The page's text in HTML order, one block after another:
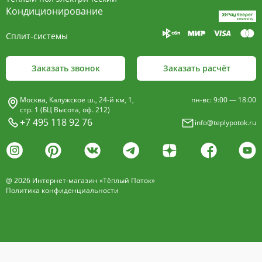
пластины, покрыт износостойким порошковым
покрытием чёрного цвета.
- изготавливается двух типов: рулонная и
анодированный алюминий четырёх цветов -
золото, бронза, чёрный, серебро (без доплат)
дерево – дуб натуральный
нержавеющая сталь
Кондиционирование
Сплит-системы
Заказать звонок Заказать расчёт
Москва, Калужское ш., 24-й км, 1,
стр. 1 (БЦ Высота, оф. 212)
+7 495 118 92 76
пн-вс: 9:00 — 18:00
info@teplypotok.ru
@ 2026 Интернет-магазин «Тёплый Поток»
Политика конфиденциальности